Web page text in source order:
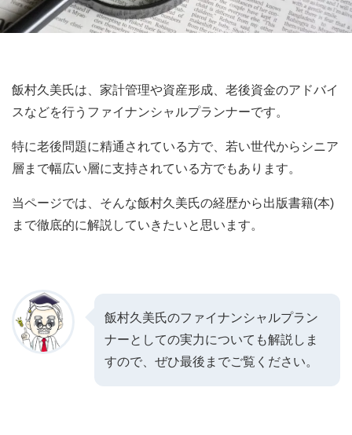
飯村久美氏は、 家計管理や資産形成、老後資金のアドバイ
スなどを行うファイナンシャルプランナーです。
特に老後問題に精通されている方で、若い世代からシニア
層まで幅広い層に支持されている方でもあります。
当ページでは、そんな飯村久美氏の経歴から出版書籍(本)
まで徹底的に解説していきたいと思います。
飯村久美氏のファイナンシャルプラン
ナーとしての実力についても解説しま
すので、ぜひ最後までご覧ください。